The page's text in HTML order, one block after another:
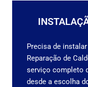
Precisa de
Reparação de
serviço completo
desde a escolha